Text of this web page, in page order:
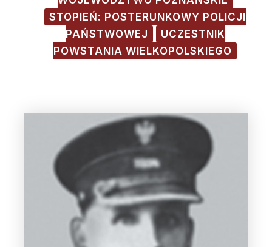
STOPIEŃ: POSTERUNKOWY POLICJI
PAŃSTWOWEJ
UCZESTNIK
POWSTANIA WIELKOPOLSKIEGO